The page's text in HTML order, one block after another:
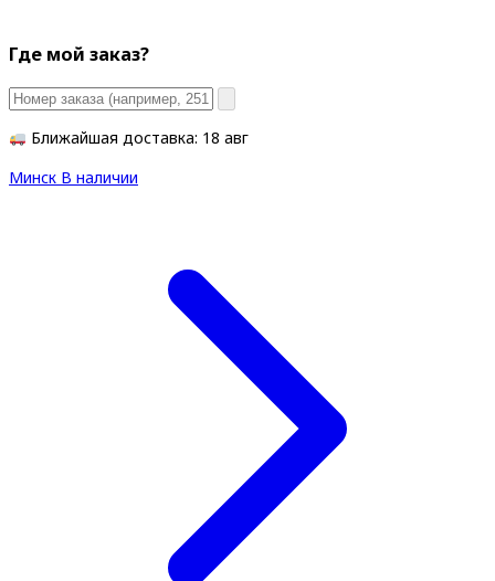
Где мой заказ?
Ближайшая доставка: 18 авг
Минск В наличии